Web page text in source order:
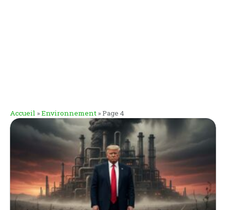
Accueil »Environnement »Page 4